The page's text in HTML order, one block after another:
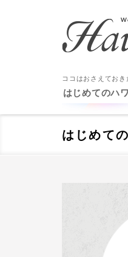
ココはおさえておき
はじめてのハ
はじめて